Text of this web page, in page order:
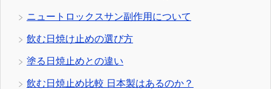
ニュートロックスサン副作用について
飲む日焼け止めの選び方
塗る日焼止めとの違い
飲む日焼止め比較 日本製はあるのか？